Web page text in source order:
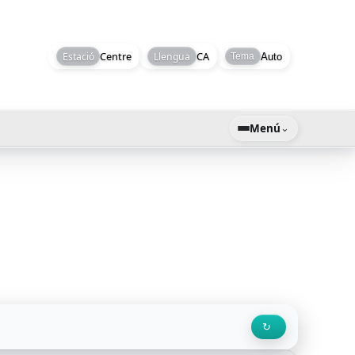
Estació Centre Llengua CA Tema Auto
Menú ⌄
↻